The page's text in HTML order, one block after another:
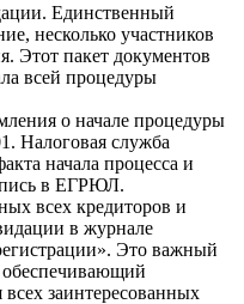
Единственный
несколько участников
Этот пакет документов
всей процедуры
о начале процедуры
Налоговая служба
начала процесса и
в ЕГРЮЛ.
всех кредиторов и
в журнале
Это важный
заинтересованных